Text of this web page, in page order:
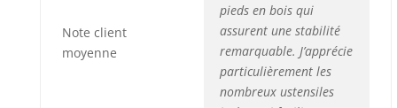
Note client
moyenne
pieds en bois qui
assurent une stabilité
remarquable. J’apprécie
particulièrement les
nombreux ustensiles